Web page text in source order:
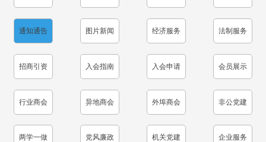
通知通告 图片新闻 经济服务 法制服务
招商引资 入会指南 入会申请 会员展示
行业商会 异地商会 外埠商会 非公党建
两学一做 党风廉政 机关党建 企业服务